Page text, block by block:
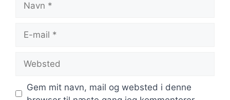
mail
Gem mit navn, mail og websted i denne